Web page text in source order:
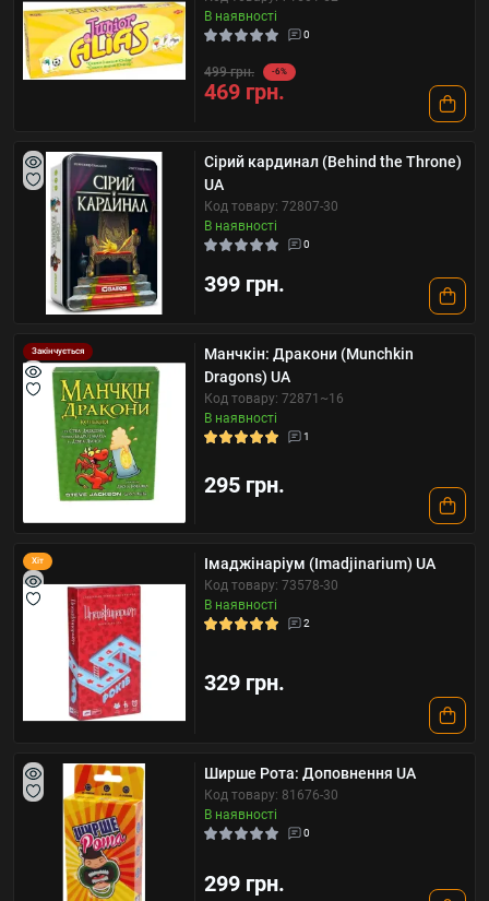
В наявності
0
499 грн. -6%
469 грн.
Сірий кардинал (Behind the Throne)
UA
Код товару: 72807-30
В наявності
0
399 грн.
Закінчується
Манчкін: Дракони (Munchkin
Dragons) UA
Код товару: 72871~16
В наявності
1
295 грн.
Хіт Імаджінаріум (Imadjinarium) UA
Код товару: 73578-30
В наявності
2
329 грн.
Ширше Рота: Доповнення UA
Код товару: 81676-30
В наявності
0
299 грн.